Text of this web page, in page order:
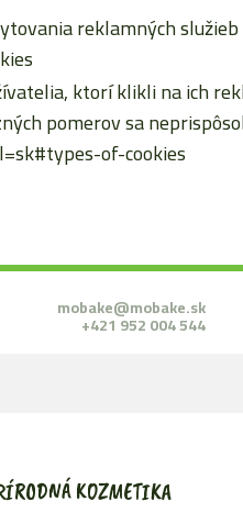
KOZMETIKA
mobake@mobake.sk
+421 952 004 544
reklamných
ktorí klikli na ich
pomerov sa
of-cookies